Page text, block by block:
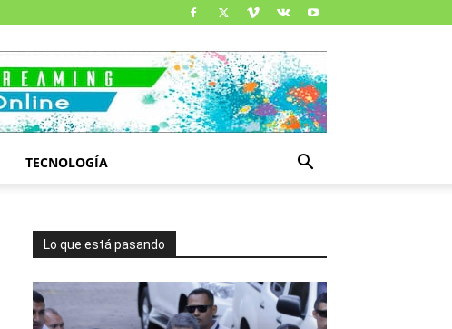
TECNOLOGÍA
Lo que está pasando